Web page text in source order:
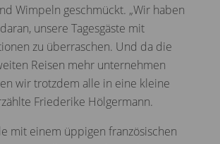
Wimpeln geschmückt. „Wir haben
unsere Tagesgäste mit
zu überraschen. Und da die
Reisen mehr unternehmen
wir trotzdem alle in eine kleine
Friederike Hölgermann.
mit einem üppigen französischen